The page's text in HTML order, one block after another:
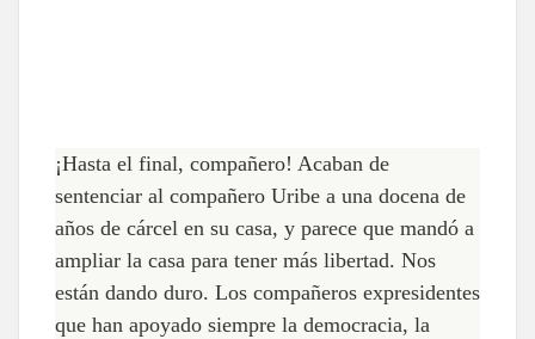
¡Hasta el final, compañero! Acaban de
sentenciar al compañero Uribe a una docena de
años de cárcel en su casa, y parece que mandó a
ampliar la casa para tener más libertad. Nos
están dando duro. Los compañeros expresidentes
que han apoyado siempre la democracia, la